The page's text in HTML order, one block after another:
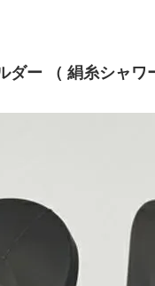
ダー （ 絹糸シャワ